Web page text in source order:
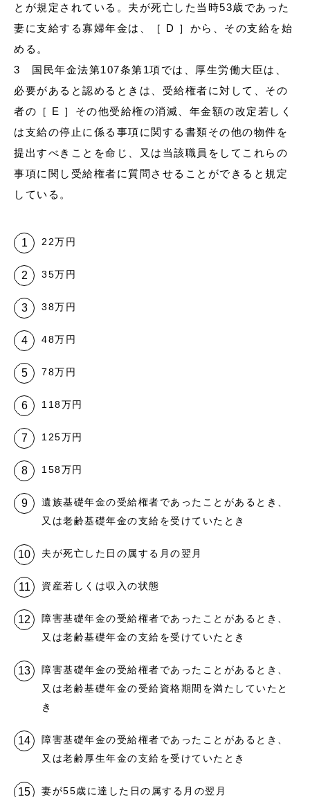
とが規定されている。夫が死亡した当時53歳であった
妻に支給する寡婦年金は、［ D ］から、その支給を始
める。
3 国民年金法第107条第1項では、厚生労働大臣は、
必要があると認めるときは、受給権者に対して、その
者の［ E ］その他受給権の消滅、年金額の改定若しく
は支給の停止に係る事項に関する書類その他の物件を
提出すべきことを命じ、又は当該職員をしてこれらの
事項に関し受給権者に質問させることができると規定
している。
22万円
35万円
38万円
48万円
78万円
118万円
125万円
158万円
遺族基礎年金の受給権者であったことがあるとき、
又は老齢基礎年金の支給を受けていたとき
夫が死亡した日の属する月の翌月
資産若しくは収入の状態
障害基礎年金の受給権者であったことがあるとき、
又は老齢基礎年金の支給を受けていたとき
障害基礎年金の受給権者であったことがあるとき、
又は老齢基礎年金の受給資格期間を満たしていたと
き
障害基礎年金の受給権者であったことがあるとき、
又は老齢厚生年金の支給を受けていたとき
妻が55歳に達した日の属する月の翌月